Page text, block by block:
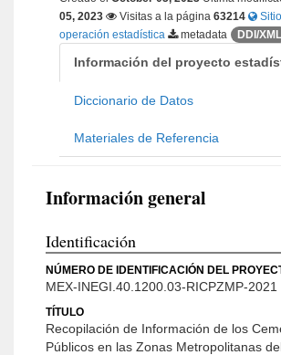
05, 2023
Visitas a la página 63214
operación estadística
metadata DDI/XML
Información del proyecto
Diccionario de Datos
Materiales de Referencia
Información general
Identificación
NÚMERO DE IDENTIFICACIÓN DEL
MEX-INEGI.40.1200.03-RICPZMP-2021
TÍTULO
Recopilación de Información de los
Públicos en las Zonas Metropolitanas